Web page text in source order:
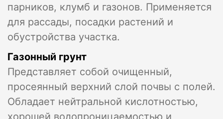
парников, клумб и газонов. Применяется
для рассады, посадки растений и
обустройства участка.
Газонный грунт
Представляет собой очищенный,
просеянный верхний слой почвы с полей.
Обладает нейтральной кислотностью,
хорошей водопроницаемостью и